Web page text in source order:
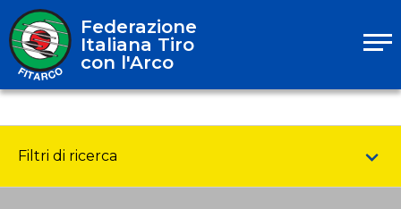
Federazione
Italiana Tiro
con l'Arco
Filtri di ricerca